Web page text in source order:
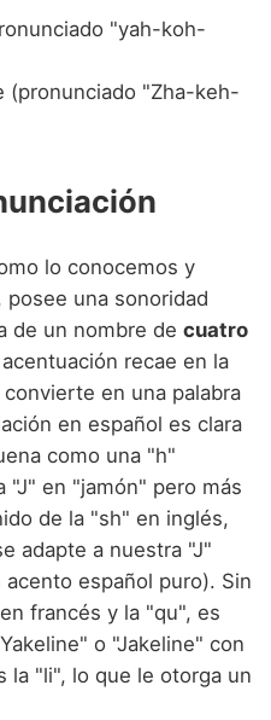
"yah-koh-
(pronunciado "Zha-keh-
lo conocemos y
una sonoridad
de un nombre de cuatro
recae en la
en una palabra
en español es clara
como una "h"
"J" en "jamón" pero más
de la "sh" en inglés,
adapte a nuestra "J"
español puro). Sin
francés y la "qu", es
o "Jakeline" con
la "li", lo que le otorga un